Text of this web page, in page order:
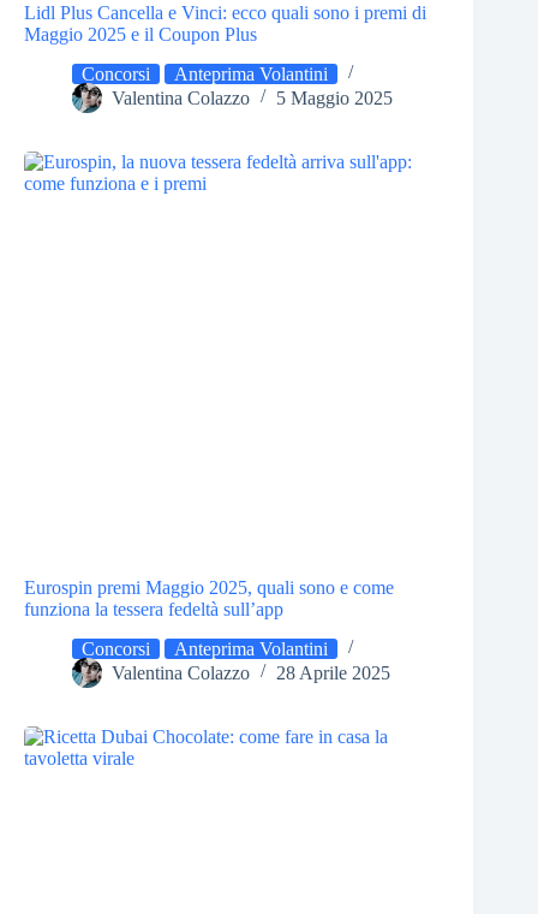
Lidl Plus Cancella e Vinci: ecco quali sono i premi di
Maggio 2025 e il Coupon Plus
Concorsi
Anteprima Volantini
Valentina Colazzo
5 Maggio 2025
Eurospin premi Maggio 2025, quali sono e come
funziona la tessera fedeltà sull’app
Concorsi
Anteprima Volantini
Valentina Colazzo
28 Aprile 2025